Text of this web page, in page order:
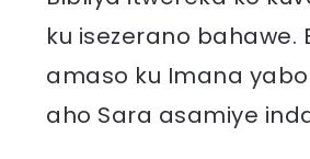
ku isezerano
amaso ku Imana
aho Sara asamiye